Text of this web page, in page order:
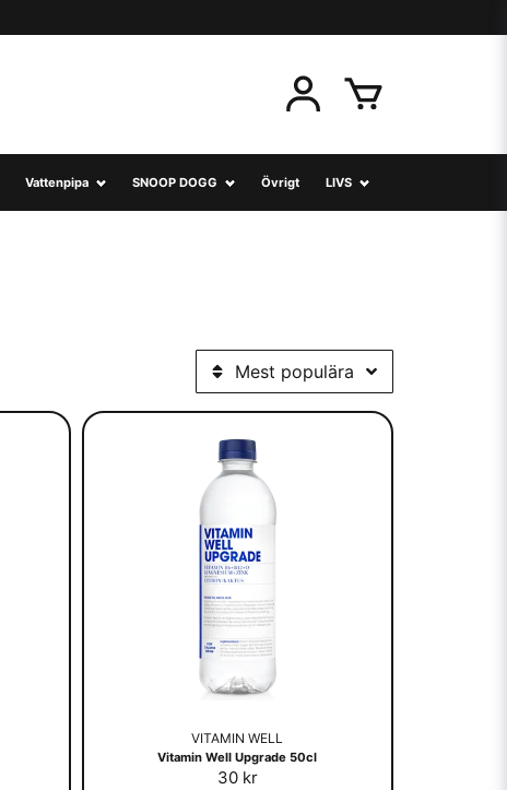
Vattenpipa SNOOP DOGG Övrigt LIVS
Mest populära
VITAMIN WELL
Vitamin Well Upgrade 50cl
30 kr